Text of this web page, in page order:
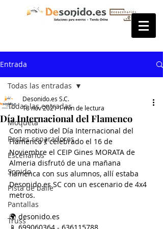
Entrada
Todas las entradas
Moqueta
Postes separadores
Escenarios
Sonido
Pista de baile
Pantallas
Truss
Todas las entradas
Día Internacional del Flamenco
Desonido.es S.C.
18 nov 20211 min de lectura
Con motivo del Día Internacional del
Flamenco 💃 celebrado el 16 de
Noviembre el CEIP Gines MORATA de
Almeria disfrutó de una mañana
flamenca con sus alumnos, allí estaba
Desonido.es SC con un escenario de 4x4
metros.
🌍 desonido.es